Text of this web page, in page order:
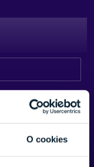
O cookies